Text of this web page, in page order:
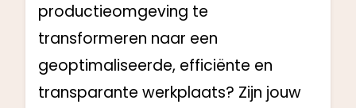
productieomgeving te
transformeren naar een
geoptimaliseerde, efficiënte en
transparante werkplaats? Zijn jouw